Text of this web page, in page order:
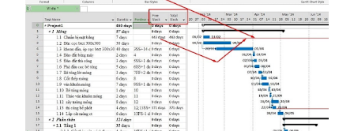
Phần mềm Mekongsoft